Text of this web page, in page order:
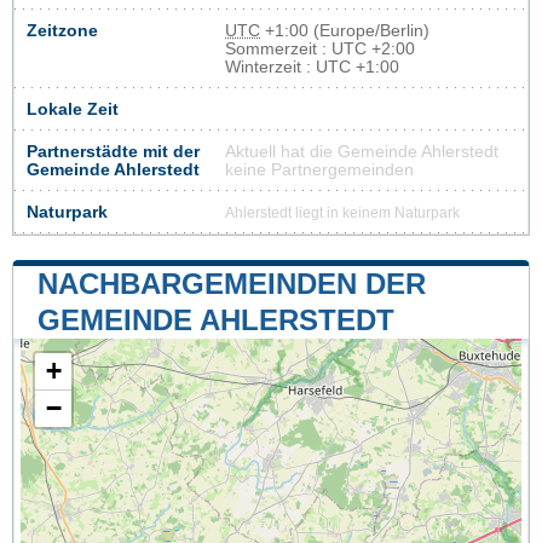
Zeitzone UTC +1:00 (Europe/Berlin)
Sommerzeit : UTC +2:00
Winterzeit : UTC +1:00
Lokale Zeit
Partnerstädte mit der
Gemeinde Ahlerstedt
Aktuell hat die Gemeinde Ahlerstedt
keine Partnergemeinden
Naturpark Ahlerstedt liegt in keinem Naturpark
NACHBARGEMEINDEN DER
GEMEINDE AHLERSTEDT
+
−